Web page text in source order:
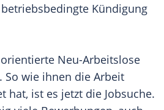
Kündigung
Neu-Arbeitslose
So wie ihnen die Arbeit
hat, ist es jetzt die Jobsuche.